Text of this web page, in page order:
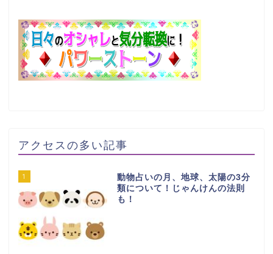
アクセスの多い記事
1
動物占いの月、地球、太陽の3分
類について！じゃんけんの法則
も！